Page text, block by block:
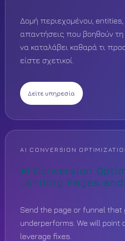
Δομή περιεχομένου, entities,
απαντήσεις που βοηθούν
να καταλάβει καθαρά τι
είστε σχετικοί.
Δείτε υπηρεσία
AI CONVERSION
AI Conversion
Landing Pages
Send the page or funnel
underperforms. We will
leverage fixes.